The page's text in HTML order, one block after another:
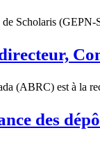
Scholaris
(ABRC) est à la
des